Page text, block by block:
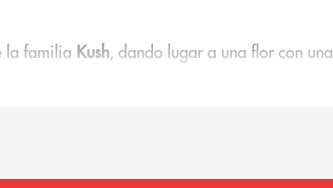
la familia Kush, dando lugar a una flor con una